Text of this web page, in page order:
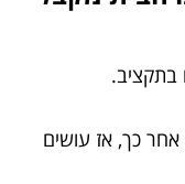
בתקציב.
כך, אז עושים